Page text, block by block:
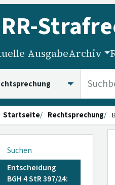
HRR-
AusgabeArchiv
Startseite Rechtsprechung
Suchen
Entscheidung
BGH 4 StR 397/24: